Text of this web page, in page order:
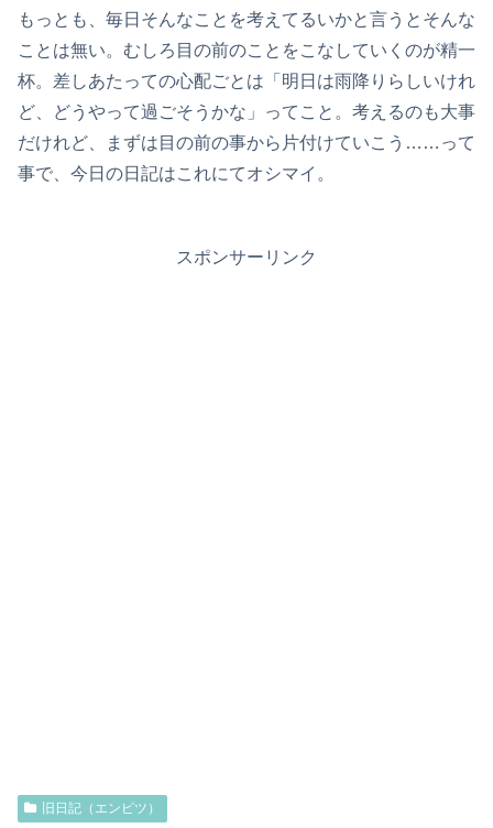
もっとも、毎日そんなことを考えてるいかと言うとそんな
ことは無い。むしろ目の前のことをこなしていくのが精一
杯。差しあたっての心配ごとは「明日は雨降りらしいけれ
ど、どうやって過ごそうかな」ってこと。考えるのも大事
だけれど、まずは目の前の事から片付けていこう……って
事で、今日の日記はこれにてオシマイ。
スポンサーリンク
旧日記（エンピツ）